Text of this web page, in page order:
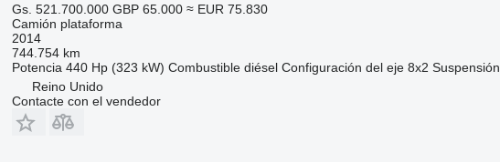
Gs. 521.700.000 GBP 65.000 ≈ EUR 75.830
Camión plataforma
2014
744.754 km
Potencia 440 Hp (323 kW) Combustible diésel Configuración del eje 8x2 Suspensión
Reino Unido
Contacte con el vendedor